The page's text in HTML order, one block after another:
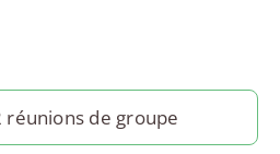
réunions de groupe